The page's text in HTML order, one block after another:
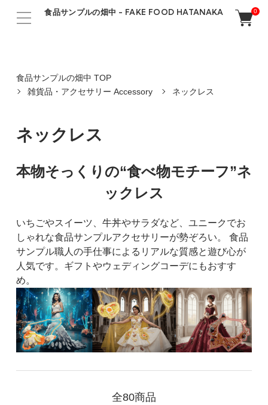
食品サンプルの畑中 - FAKE FOOD HATANAKA 0
食品サンプルの畑中 TOP
雑貨品・アクセサリー Accessory
ネックレス
ネックレス
本物そっくりの“食べ物モチーフ”ネ
ックレス
いちごやスイーツ、牛丼やサラダなど、ユニークでお
しゃれな食品サンプルアクセサリーが勢ぞろい。 食品
サンプル職人の手仕事によるリアルな質感と遊び心が
人気です。ギフトやウェディングコーデにもおすす
め。
全80商品